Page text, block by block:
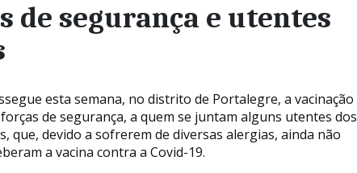
de segurança e utentes
esta semana, no distrito de Portalegre, a vacinação
de segurança, a quem se juntam alguns utentes dos
que, devido a sofrerem de diversas alergias, ainda não
a vacina contra a Covid-19.